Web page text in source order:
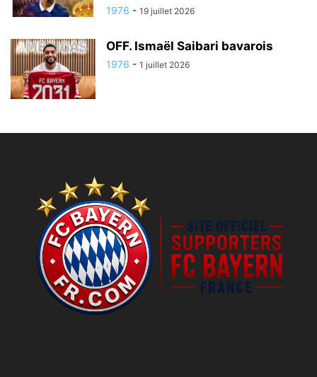
1976 - 19 juillet 2026
OFF. Ismaël Saibari bavarois
1976 - 1 juillet 2026